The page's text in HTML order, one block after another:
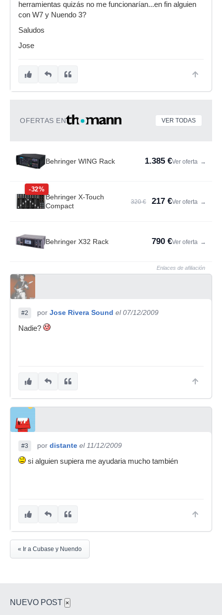
herramientas quizás no me funcionarían...en fin alguien
con W7 y Nuendo 3?
Saludos
Jose
OFERTAS EN VER TODAS
Behringer WING Rack 1.385 €Ver oferta →
-32%
Behringer X-Touch
Compact
320 € 217 €Ver oferta →
Behringer X32 Rack 790 €Ver oferta →
Enlaces de afiliación
#2 por Jose Rivera Sound el 07/12/2009
Nadie?
#3 por distante el 11/12/2009
si alguien supiera me ayudaria mucho también
« Ir a Cubase y Nuendo
NUEVO POST ×